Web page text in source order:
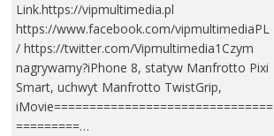
Link.https://vipmultimedia.pl
https://www.facebook.com/vipmultimediaPL
/ https://twitter.com/Vipmultimedia1Czym
nagrywamy?iPhone 8, statyw Manfrotto Pixi
Smart, uchwyt Manfrotto TwistGrip,
iMovie===============================
=========…